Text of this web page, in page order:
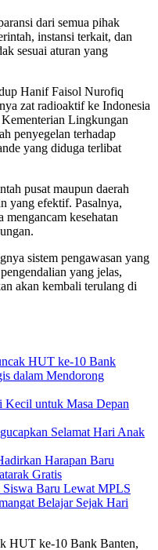
dari semua pihak
instansi terkait, dan
sesuai aturan yang
Hanif Faisol Nurofiq
zat radioaktif ke Indonesia
Lingkungan
penyegelan terhadap
yang diduga terlibat
pusat maupun daerah
yang efektif. Pasalnya,
kesehatan
sistem pengawasan yang
yang jelas,
akan kembali terulang di
HUT ke-10 Bank
dalam Mendorong
Kecil untuk Masa Depan
Selamat Hari Anak
Harapan Baru
Gratis
Baru Lewat MPLS
Belajar Sejak Hari